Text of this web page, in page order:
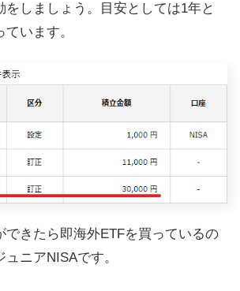
をしましょう。目安としては1年と
います。
できたら即海外ETFを買っているの
ニアNISAです。